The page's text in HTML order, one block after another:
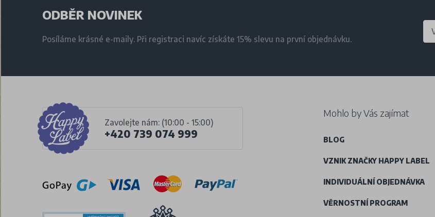
ODBĚR NOVINEK
Posíláme krásné e-maily. Při registraci navíc získáte 15% slevu na první objednávku.
Zavolejte nám: (10:00 - 15:00)
+420 739 074 999
Mohlo by Vás zajímat
BLOG
VZNIK ZNAČKY HAPPY LABEL
INDIVIDUÁLNÍ OBJEDNÁVKA
VĚRNOSTNÍ PROGRAM